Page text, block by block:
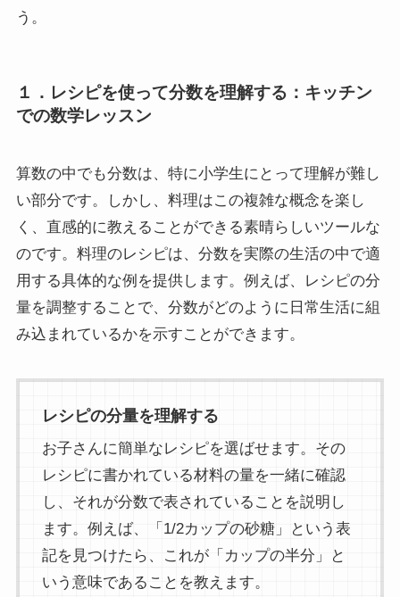
う。
１．レシピを使って分数を理解する：キッチン
での数学レッスン
算数の中でも分数は、特に小学生にとって理解が難し
い部分です。しかし、料理はこの複雑な概念を楽し
く、直感的に教えることができる素晴らしいツールな
のです。料理のレシピは、分数を実際の生活の中で適
用する具体的な例を提供します。例えば、レシピの分
量を調整することで、分数がどのように日常生活に組
み込まれているかを示すことができます。
レシピの分量を理解する
お子さんに簡単なレシピを選ばせます。その
レシピに書かれている材料の量を一緒に確認
し、それが分数で表されていることを説明し
ます。例えば、「1/2カップの砂糖」という表
記を見つけたら、これが「カップの半分」と
いう意味であることを教えます。